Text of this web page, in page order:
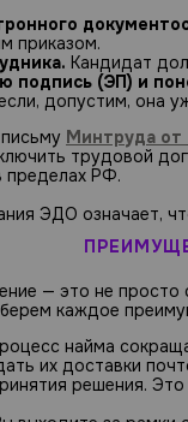
приказом.
Кандидат
подпись (ЭП) и
допустим, она
Минтруда
трудовой
пределах РФ.
ЭДО означает,
— это не просто
каждое
найма
их доставки
решения. Это